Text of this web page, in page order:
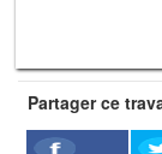
Partager ce